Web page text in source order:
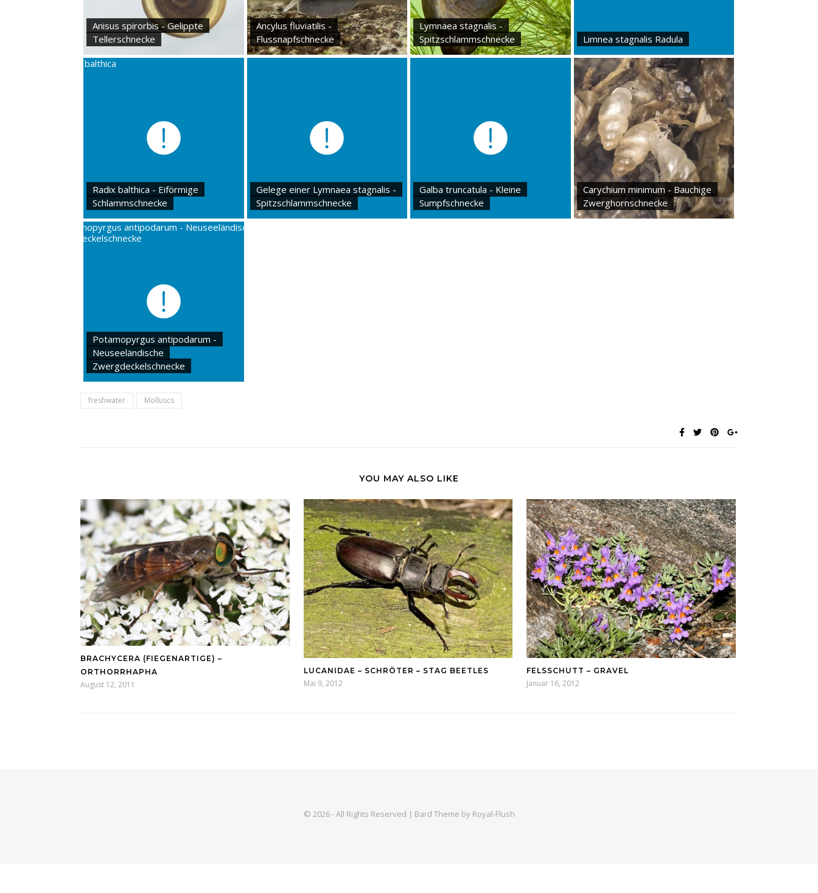
Anisus spirorbis - Gelippte
Tellerschnecke
Ancylus fluviatilis -
Flussnapfschnecke
Lymnaea stagnalis -
Spitzschlammschnecke
Limnea stagnalis Radula
Radix balthica - Eiförmige
Schlammschnecke
Gelege einer Lymnaea stagnalis -
Spitzschlammschnecke
Galba truncatula - Kleine
Sumpfschnecke
Carychium minimum - Bauchige
Zwerghornschnecke
Potamopyrgus antipodarum -
Neuseeländische
Zwergdeckelschnecke
freshwater Molluscs
YOU MAY ALSO LIKE
BRACHYCERA (FIEGENARTIGE) –
ORTHORRHAPHA
August 12, 2011
LUCANIDAE – SCHRÖTER – STAG BEETLES
Mai 9, 2012
FELSSCHUTT – GRAVEL
Januar 16, 2012
© 2026 - All Rights Reserved | Bard Theme by Royal-Flush